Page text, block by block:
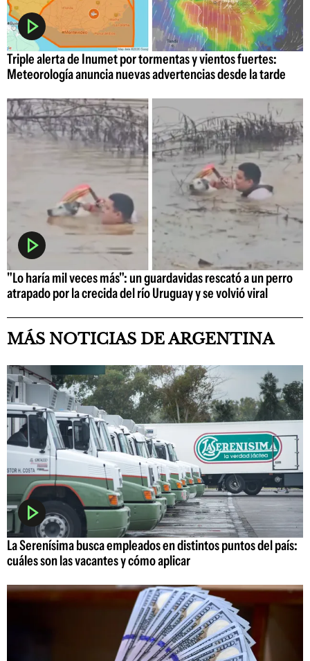
Triple alerta de Inumet por tormentas y vientos fuertes:
Meteorología anuncia nuevas advertencias desde la tarde
"Lo haría mil veces más": un guardavidas rescató a un perro
atrapado por la crecida del río Uruguay y se volvió viral
MÁS NOTICIAS DE ARGENTINA
La Serenísima busca empleados en distintos puntos del país:
cuáles son las vacantes y cómo aplicar